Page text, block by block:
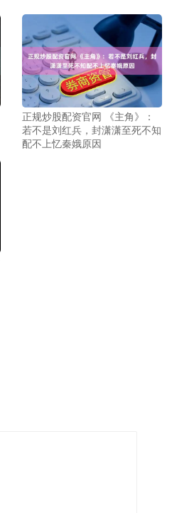
正规炒股配资官网 《主角》：
若不是刘红兵，封潇潇至死不知
配不上忆秦娥原因